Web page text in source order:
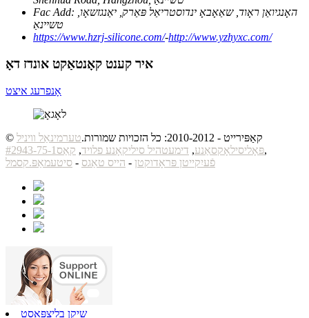
Fac Add: האָנגיואַן ראָוד, שאַאָבאָ ינדוסטריאַל פּאַרק, יאַנגזשאָו,
טשיינאַ
https://www.hzrj-silicone.com/-http://www.yzhyxc.com/
איר קענט קאָנטאַקט אונדז דאָ
אָנפרעג איצט
© קאַפּירייט - 2010-2012: כל הזכויות שמורות.
טערמינאַל וויניל
פּאָליסילאָקסאַנע, דימעטהיל סיליקאָנע פלויד, קאַס#2943-75-1
,
פֿעיִקייטן פּראָדוקטן - הייס טאַגס - סיטעמאַפּ.קסמל
שיקן בליצפּאָסט